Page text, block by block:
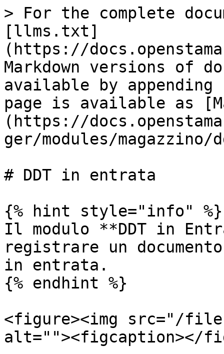
> For the complete
[llms.txt]
(https://
Markdown versions of
available by
page is available as
(https://
ger/modules/
# DDT in entrata
{% hint style="info" %}
Il modulo **DDT in
registrare un
in entrata.
{% endhint %}
<figure><img src="/files/
alt=""><figcaption></